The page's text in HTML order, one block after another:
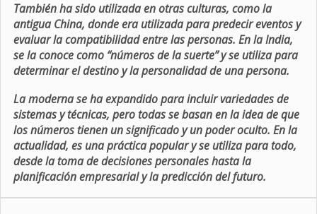
También ha sido utilizada en otras culturas, como la
antigua China, donde era utilizada para predecir eventos y
evaluar la compatibilidad entre las personas. En la India,
se la conoce como “números de la suerte” y se utiliza para
determinar el destino y la personalidad de una persona.
La moderna se ha expandido para incluir variedades de
sistemas y técnicas, pero todas se basan en la idea de que
los números tienen un significado y un poder oculto. En la
actualidad, es una práctica popular y se utiliza para todo,
desde la toma de decisiones personales hasta la
planificación empresarial y la predicción del futuro.